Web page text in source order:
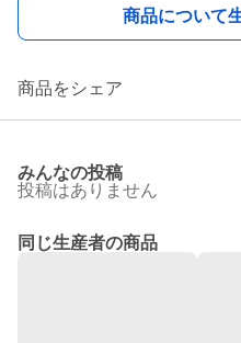
商品について
商品をシェア
みんなの投稿
投稿はありません
同じ生産者の商品